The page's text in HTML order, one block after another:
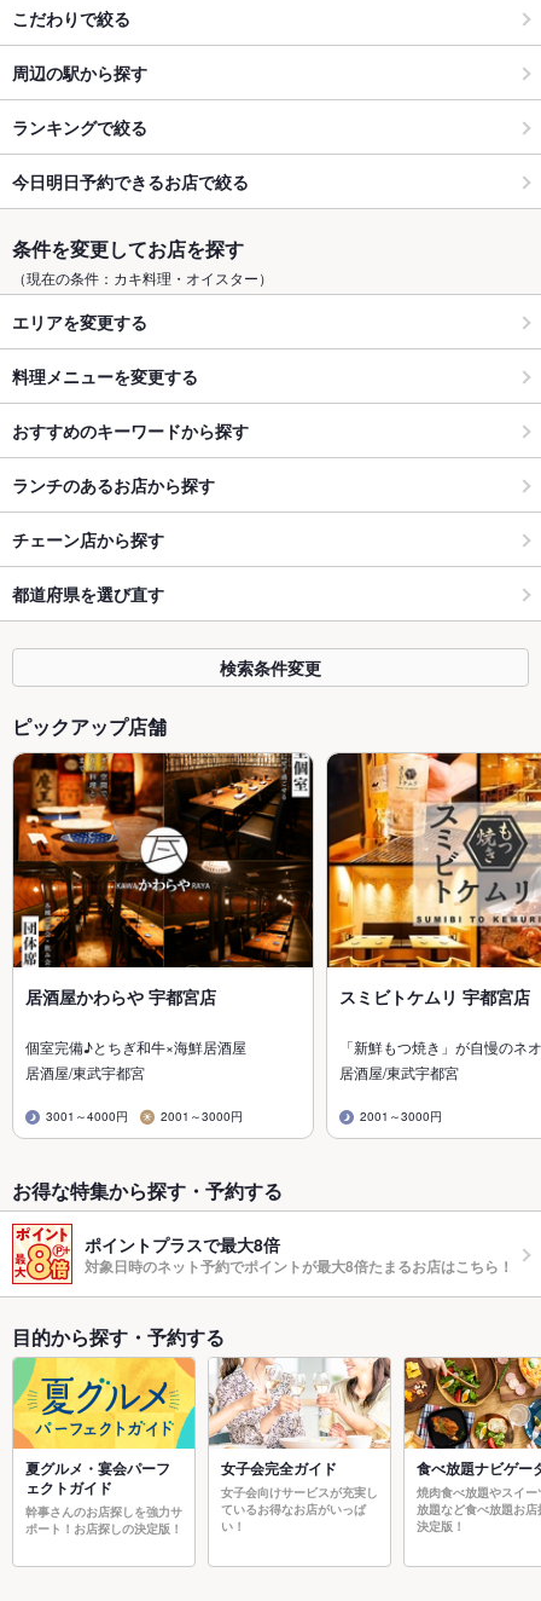
こだわりで絞る
周辺の駅から探す
ランキングで絞る
今日明日予約できるお店で絞る
条件を変更してお店を探す
（現在の条件：カキ料理・オイスター）
エリアを変更する
料理メニューを変更する
おすすめのキーワードから探す
ランチのあるお店から探す
チェーン店から探す
都道府県を選び直す
検索条件変更
ピックアップ店舗
居酒屋かわらや 宇都宮店
個室完備♪とちぎ和牛×海鮮居酒屋
居酒屋/東武宇都宮
3001～4000円 2001～3000円
スミビトケムリ 宇都宮店
「新鮮もつ焼き」が自慢のネ
居酒屋/東武宇都宮
2001～3000円
お得な特集から探す・予約する
ポイントプラスで最大8倍
対象日時のネット予約でポイントが最大8倍たまるお店はこちら！
目的から探す・予約する
夏グルメ・宴会パーフ
ェクトガイド
幹事さんのお店探しを強力サ
ポート！お店探しの決定版！
女子会完全ガイド
女子会向けサービスが充実し
ているお得なお店がいっぱ
い！
食べ放題ナビゲー
焼肉食べ放題やスイー
放題など食べ放題お店
決定版！